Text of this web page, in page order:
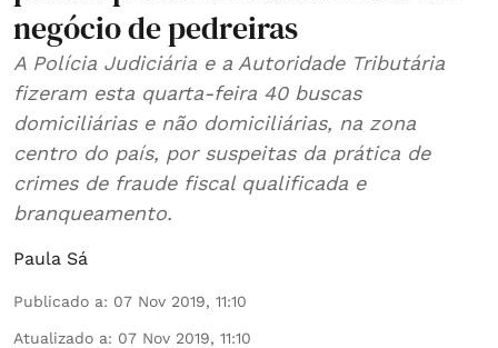
negócio de pedreiras
A Polícia Judiciária e a Autoridade Tributária
fizeram esta quarta-feira 40 buscas
domiciliárias e não domiciliárias, na zona
centro do país, por suspeitas da prática de
crimes de fraude fiscal qualificada e
branqueamento.
Paula Sá
Publicado a: 07 Nov 2019, 11:10
Atualizado a: 07 Nov 2019, 11:10